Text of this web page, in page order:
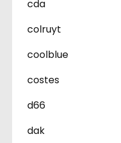
cda
colruyt
coolblue
costes
d66
dak